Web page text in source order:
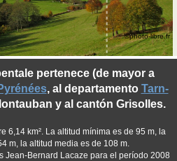
pertenece (de mayor a
, al departamento Tarn-
y al cantón Grisolles.
6,14 km². La altitud mínima es de 95 m, la
m, la altitud media es de 108 m.
Jean-Bernard Lacaze para el período 2008
©photo-libre.fr